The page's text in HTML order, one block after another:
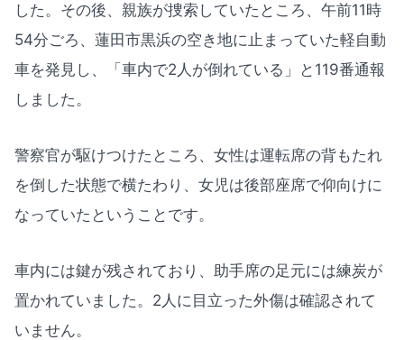
した。その後、親族が捜索していたところ、午前11時
54分ごろ、蓮田市黒浜の空き地に止まっていた軽自動
車を発見し、「車内で2人が倒れている」と119番通報
しました。
警察官が駆けつけたところ、女性は運転席の背もたれ
を倒した状態で横たわり、女児は後部座席で仰向けに
なっていたということです。
車内には鍵が残されており、助手席の足元には練炭が
置かれていました。2人に目立った外傷は確認されて
いません。